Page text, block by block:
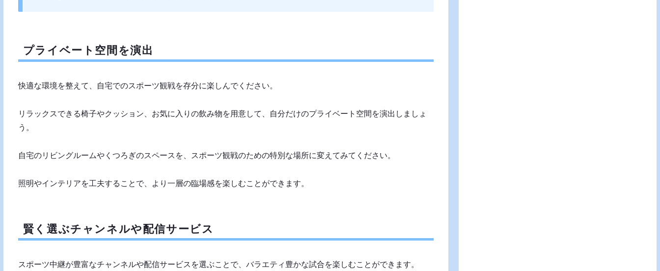
プライベート空間を演出
快適な環境を整えて、自宅でのスポーツ観戦を存分に楽しんでください。
リラックスできる椅子やクッション、お気に入りの飲み物を用意して、自分だけのプライベート空間を演出しましょ
う。
自宅のリビングルームやくつろぎのスペースを、スポーツ観戦のための特別な場所に変えてみてください。
照明やインテリアを工夫することで、より一層の臨場感を楽しむことができます。
賢く選ぶチャンネルや配信サービス
スポーツ中継が豊富なチャンネルや配信サービスを選ぶことで、バラエティ豊かな試合を楽しむことができます。